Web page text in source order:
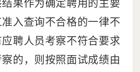
果作为确定聘用的主要
入查询不合格的一律不
聘人员考察不符合要求
的，则按照面试成绩由